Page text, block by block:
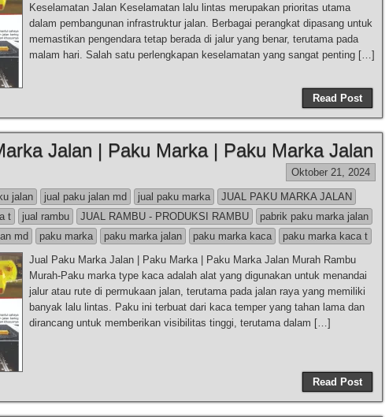
Keselamatan Jalan Keselamatan lalu lintas merupakan prioritas utama
dalam pembangunan infrastruktur jalan. Berbagai perangkat dipasang untuk
memastikan pengendara tetap berada di jalur yang benar, terutama pada
malam hari. Salah satu perlengkapan keselamatan yang sangat penting […]
Read Post
Jalan | Paku Marka | Paku Marka Jalan
Oktober 21, 2024
jalan jual paku jalan md jual paku marka
JUAL PAKU MARKA JALAN
t
jual rambu JUAL RAMBU - PRODUKSI RAMBU
pabrik paku marka jalan
md paku marka paku marka jalan paku marka kaca
paku marka kaca t
Jual Paku Marka Jalan | Paku Marka | Paku Marka Jalan Murah Rambu
Murah-Paku marka type kaca adalah alat yang digunakan untuk menandai
jalur atau rute di permukaan jalan, terutama pada jalan raya yang memiliki
banyak lalu lintas. Paku ini terbuat dari kaca temper yang tahan lama dan
dirancang untuk memberikan visibilitas tinggi, terutama dalam […]
Read Post